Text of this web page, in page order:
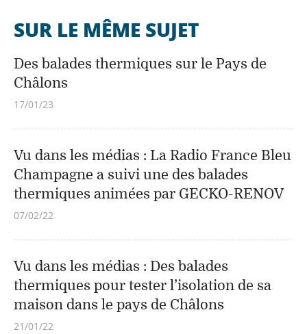
SUR LE MÊME SUJET
Des balades thermiques sur le Pays de
Châlons
17/01/23
Vu dans les médias : La Radio France Bleu
Champagne a suivi une des balades
thermiques animées par GECKO-RENOV
07/02/22
Vu dans les médias : Des balades
thermiques pour tester l’isolation de sa
maison dans le pays de Châlons
21/01/22